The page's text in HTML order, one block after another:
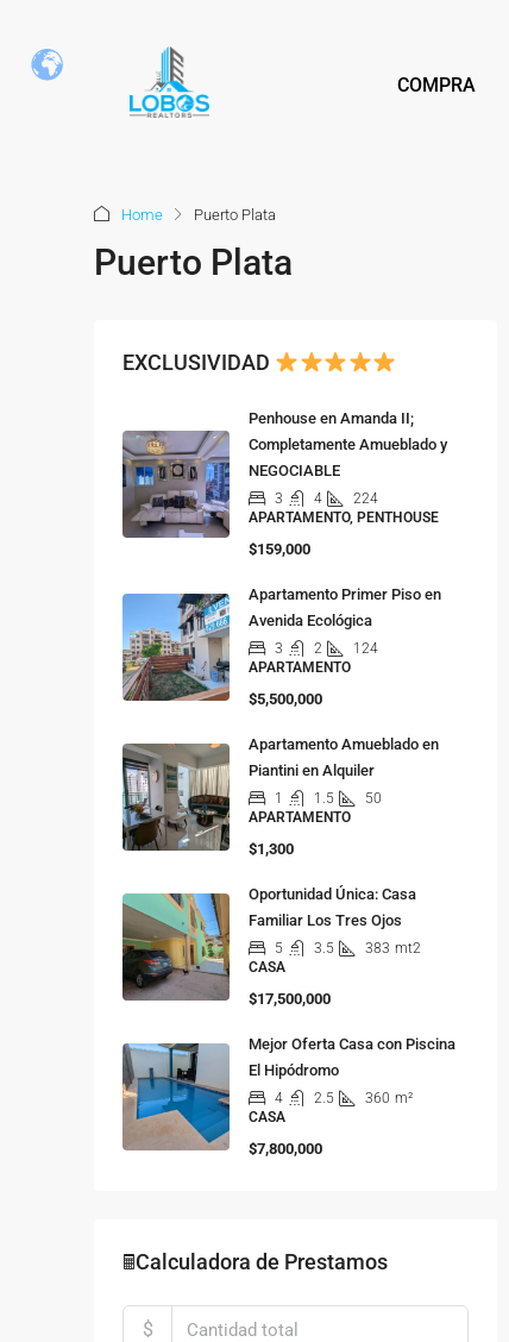
COMPRA
Home Puerto Plata
Puerto Plata
EXCLUSIVIDAD
Penhouse en Amanda II;
Completamente Amueblado y
NEGOCIABLE
3 4
224
APARTAMENTO, PENTHOUSE
$159,000
Apartamento Primer Piso en
Avenida Ecológica
3 2
124
APARTAMENTO
$5,500,000
Apartamento Amueblado en
Piantini en Alquiler
1 1.5
50
APARTAMENTO
$1,300
Oportunidad Única: Casa
Familiar Los Tres Ojos
5 3.5 383 mt2
CASA
$17,500,000
Mejor Oferta Casa con Piscina
El Hipódromo
4 2.5 360 m²
CASA
$7,800,000
🖩Calculadora de Prestamos
$